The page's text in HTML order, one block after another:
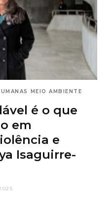
MEIO AMBIENTE
é o que
em
e
Isaguirre-